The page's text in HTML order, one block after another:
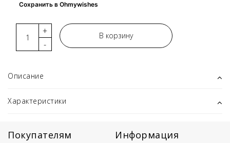
Сохранить в Ohmywishes
-
+ В корзину
Описание
Характеристики
Покупателям Информация